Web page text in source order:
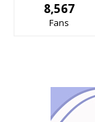
8,567
Fans